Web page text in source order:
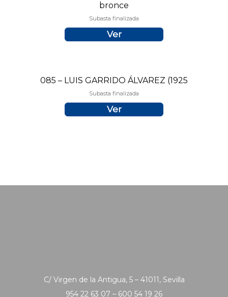
bronce
Subasta finalizada
Ver
085 – LUIS GARRIDO ÁLVAREZ (1925
Subasta finalizada
Ver
C/ Virgen de la Antigua, 5 – 41011, Sevilla
954 22 63 07 – 600 54 19 26